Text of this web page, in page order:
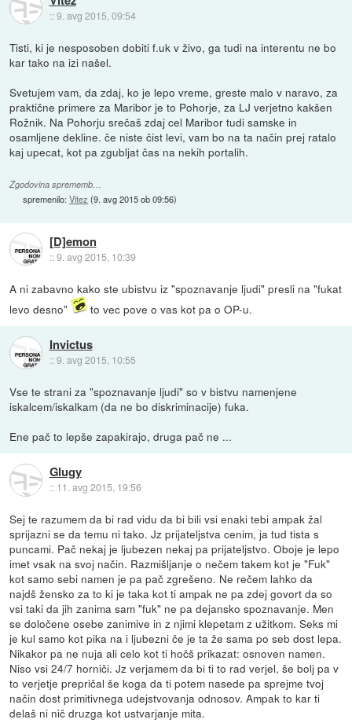
::9. avg 2015, 09:54
Tisti, ki je nesposoben dobiti f.uk v živo, ga tudi na interentu ne bo
kar tako na izi našel.
Svetujem vam, da zdaj, ko je lepo vreme, greste malo v naravo, za
praktične primere za Maribor je to Pohorje, za LJ verjetno kakšen
Rožnik. Na Pohorju srečaš zdaj cel Maribor tudi samske in
osamljene dekline. če niste čist levi, vam bo na ta način prej ratalo
kaj upecat, kot pa zgubljat čas na nekih portalih.
Zgodovina sprememb…
spremenilo:Vitez (9. avg 2015 ob 09:56)
[D]emon
::9. avg 2015, 10:39
A ni zabavno kako ste ubistvu iz "spoznavanje ljudi" presli na "fukat
levo desno"
to vec pove o vas kot pa o OP-u.
Invictus
::9. avg 2015, 10:55
Vse te strani za "spoznavanje ljudi" so v bistvu namenjene
iskalcem/iskalkam (da ne bo diskriminacije) fuka.
Ene pač to lepše zapakirajo, druga pač ne ...
Glugy
:: 11. avg 2015, 19:56
Sej te razumem da bi rad vidu da bi bili vsi enaki tebi ampak žal
sprijazni se da temu ni tako. Jz prijateljstva cenim, ja tud tista s
puncami. Pač nekaj je ljubezen nekaj pa prijateljstvo. Oboje je lepo
imet vsak na svoj način. Razmišljanje o nečem takem kot je "Fuk"
kot samo sebi namen je pa pač zgrešeno. Ne rečem lahko da
najdš žensko za to ki je taka kot ti ampak ne pa zdej govort da so
vsi taki da jih zanima sam "fuk" ne pa dejansko spoznavanje. Men
se določene osebe zanimive in z njimi klepetam z užitkom. Seks mi
je kul samo kot pika na i ljubezni če je ta že sama po seb dost lepa.
Nikakor pa ne nuja ali celo kot ti hočš prikazat: osnoven namen.
Niso vsi 24/7 horniči. Jz verjamem da bi ti to rad verjel, še bolj pa v
to verjetje prepričal še koga da ti potem nasede pa sprejme tvoj
način dost primitivnega udejstvovanja odnosov. Ampak to kar ti
delaš ni nič druzga kot ustvarjanje mita.